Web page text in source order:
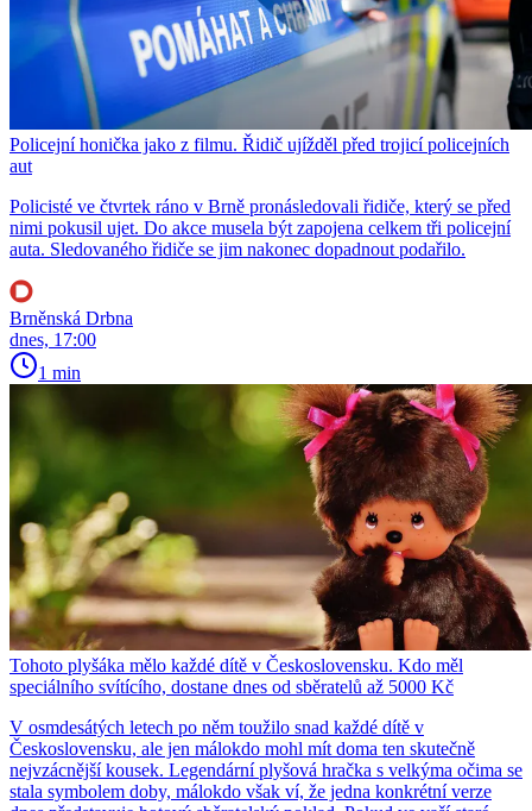
Policejní honička jako z filmu. Řidič ujížděl před trojicí policejních
aut
Policisté ve čtvrtek ráno v Brně pronásledovali řidiče, který se před
nimi pokusil ujet. Do akce musela být zapojena celkem tři policejní
auta. Sledovaného řidiče se jim nakonec dopadnout podařilo.
Brněnská Drbna
dnes, 17:00
1 min
Tohoto plyšáka mělo každé dítě v Československu. Kdo měl
speciálního svítícího, dostane dnes od sběratelů až 5000 Kč
V osmdesátých letech po něm toužilo snad každé dítě v
Československu, ale jen málokdo mohl mít doma ten skutečně
nejvzácnější kousek. Legendární plyšová hračka s velkýma očima se
stala symbolem doby, málokdo však ví, že jedna konkrétní verze